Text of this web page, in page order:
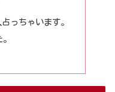
っちゃいます。